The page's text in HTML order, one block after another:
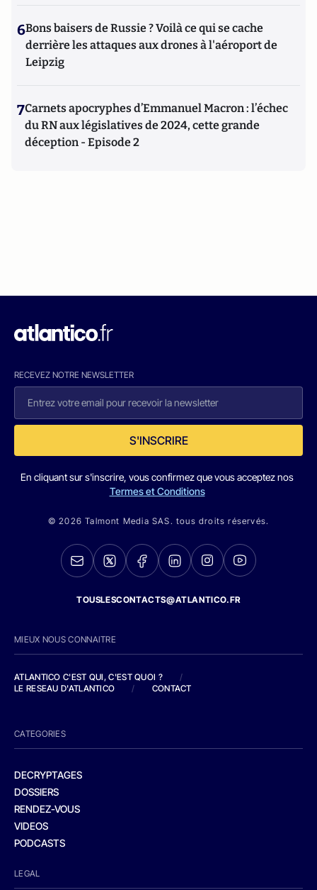
6Bons baisers de Russie ? Voilà ce qui se cache
derrière les attaques aux drones à l'aéroport de
Leipzig
7Carnets apocryphes d’Emmanuel Macron : l’échec
du RN aux législatives de 2024, cette grande
déception - Episode 2
RECEVEZ NOTRE NEWSLETTER
S'INSCRIRE
En cliquant sur s'inscrire, vous confirmez que vous acceptez nos
Termes et Conditions
© 2026 Talmont Media SAS. tous droits réservés.
TOUSLESCONTACTS@ATLANTICO.FR
MIEUX NOUS CONNAITRE
ATLANTICO C'EST QUI, C'EST QUOI ?
/
LE RESEAU D'ATLANTICO
/ CONTACT
CATEGORIES
DECRYPTAGES
DOSSIERS
RENDEZ-VOUS
VIDEOS
PODCASTS
LEGAL